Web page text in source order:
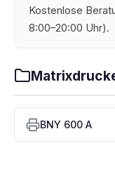
Kostenlose
8:00–20:00 Uhr).
BNY 600 A